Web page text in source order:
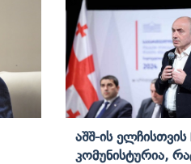
Აშშ-Ის
Კომუნისტურია,